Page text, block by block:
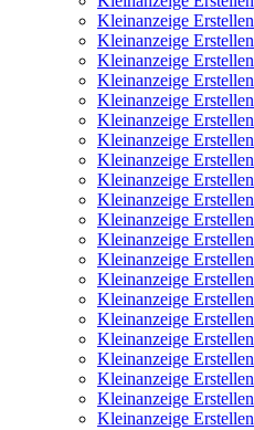
Kleinanzeige Erstellen
Kleinanzeige Erstellen
Kleinanzeige Erstellen
Kleinanzeige Erstellen
Kleinanzeige Erstellen
Kleinanzeige Erstellen
Kleinanzeige Erstellen
Kleinanzeige Erstellen
Kleinanzeige Erstellen
Kleinanzeige Erstellen
Kleinanzeige Erstellen
Kleinanzeige Erstellen
Kleinanzeige Erstellen
Kleinanzeige Erstellen
Kleinanzeige Erstellen
Kleinanzeige Erstellen
Kleinanzeige Erstellen
Kleinanzeige Erstellen
Kleinanzeige Erstellen
Kleinanzeige Erstellen
Kleinanzeige Erstellen